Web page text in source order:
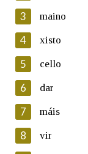
En cumprimento
Protección de
Galega informa a
electrónico, así
persoal, que
automatizado de
ficheiros
seu dereito de
seus datos
Lin e
3 maino
4 xisto
5 cello
6 dar
7 máis
8 vir